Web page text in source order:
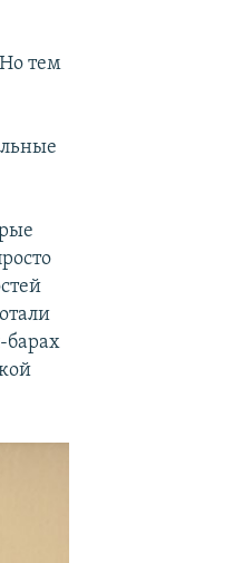
тем
барах